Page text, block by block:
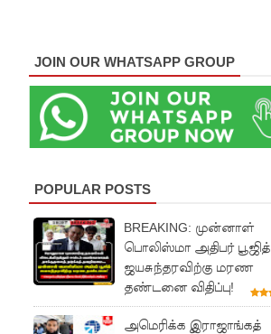
JOIN OUR WHATSAPP GROUP
POPULAR POSTS
BREAKING: முன்னாள்
பொலிஸ்மா அதிபர் பூஜித்
ஜயசுந்தரவிற்கு மரண
தண்டனை விதிப்பு!
அமெரிக்க இராஜாங்கத்